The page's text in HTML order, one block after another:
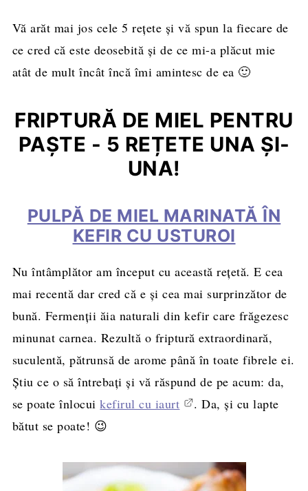
Vă arăt mai jos cele 5 rețete și vă spun la fiecare de
ce cred că este deosebită și de ce mi-a plăcut mie
atât de mult încât încă îmi amintesc de ea 🙂
FRIPTURĂ DE MIEL PENTRU
PAȘTE - 5 REȚETE UNA ȘI-
UNA!
PULPĂ DE MIEL MARINATĂ ÎN
KEFIR CU USTUROI
Nu întâmplător am început cu această rețetă. E cea
mai recentă dar cred că e și cea mai surprinzător de
bună. Fermenții ăia naturali din kefir care frăgezesc
minunat carnea. Rezultă o friptură extraordinară,
suculentă, pătrunsă de arome până în toate fibrele ei.
Știu ce o să întrebați și vă răspund de pe acum: da,
se poate înlocuikefirul cu iaurt
. Da, și cu lapte
bătut se poate! 😉